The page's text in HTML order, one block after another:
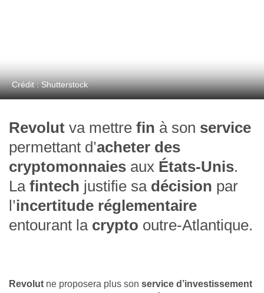
Crédit : Shutterstock
Revolut va mettre fin à son service
permettant d’acheter des
cryptomonnaies aux États-Unis.
La fintech justifie sa décision par
l’incertitude réglementaire
entourant la crypto outre-Atlantique.
Revolut ne proposera plus son service d’investissement